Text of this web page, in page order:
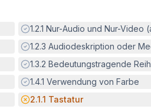
Erfüllt:
1.2.1 Nur-Audio und Nur-Video
Erfüllt:
1.2.3 Audiodeskription oder
Erfüllt:
1.3.2 Bedeutungstragende
Erfüllt:
1.4.1 Verwendung von Farbe
Potenzielle Barriere:
2.1.1 Tastatur